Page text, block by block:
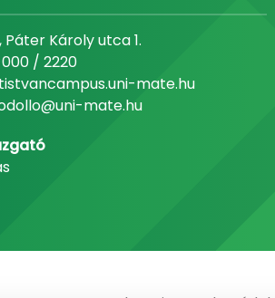
Páter Károly utca 1.
/ 2220
mate.hu
mate.hu